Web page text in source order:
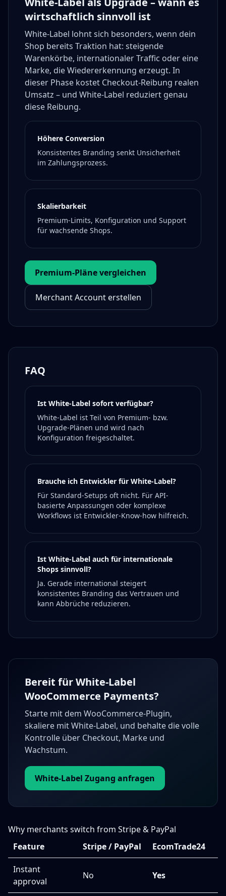
wirtschaftlich sinnvoll ist
White-Label lohnt sich besonders, wenn dein
Shop bereits Traktion hat: steigende
Warenkörbe, internationaler Traffic oder eine
Marke, die Wiedererkennung erzeugt. In
dieser Phase kostet Checkout-Reibung realen
Umsatz – und White-Label reduziert genau
diese Reibung.
Höhere Conversion
Konsistentes Branding senkt Unsicherheit
im Zahlungsprozess.
Skalierbarkeit
Premium-Limits, Konfiguration und Support
für wachsende Shops.
Premium-Pläne vergleichen
Merchant Account erstellen
FAQ
Ist White-Label sofort verfügbar?
White-Label ist Teil von Premium- bzw.
Upgrade-Plänen und wird nach
Konfiguration freigeschaltet.
Brauche ich Entwickler für White-Label?
Für Standard-Setups oft nicht. Für API-
basierte Anpassungen oder komplexe
Workflows ist Entwickler-Know-how hilfreich.
Ist White-Label auch für internationale
Shops sinnvoll?
Ja. Gerade international steigert
konsistentes Branding das Vertrauen und
kann Abbrüche reduzieren.
Bereit für White-Label
WooCommerce Payments?
Starte mit dem WooCommerce-Plugin,
skaliere mit White-Label, und behalte die volle
Kontrolle über Checkout, Marke und
Wachstum.
White-Label Zugang anfragen
Why merchants switch from Stripe & PayPal
Feature
Stripe / PayPal EcomTrade24
Instant
approval
No Yes